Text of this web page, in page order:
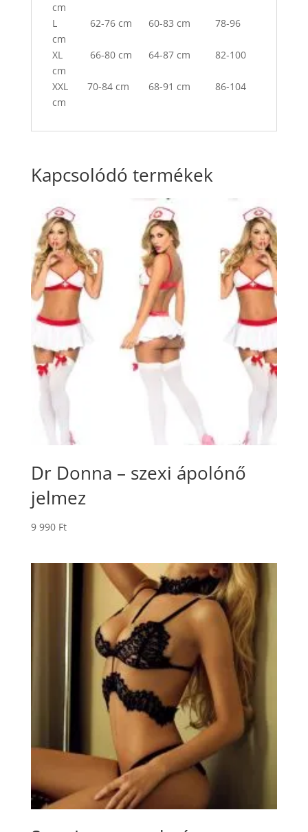
cm
L 62-76 cm 60-83 cm 78-96
cm
XL 66-80 cm 64-87 cm 82-100
cm
XXL 70-84 cm 68-91 cm 86-104
cm
Kapcsolódó termékek
Dr Donna – szexi ápolónő
jelmez
9 990 Ft